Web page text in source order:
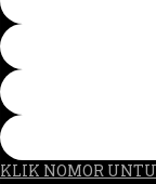
KLIK NOMOR